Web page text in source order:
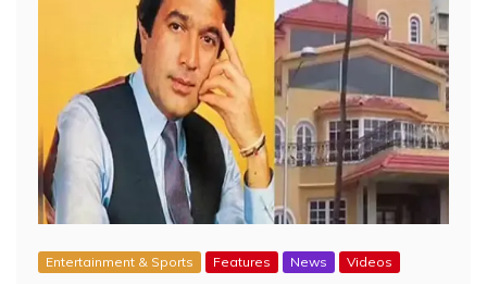
Entertainment & Sports Features News
Videos